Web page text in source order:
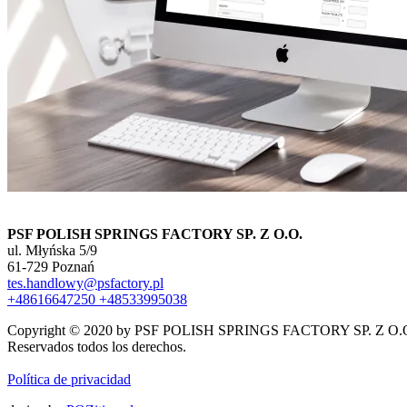
PSF POLISH SPRINGS FACTORY SP. Z O.O.
ul. Młyńska 5/9
61-729 Poznań
tes.handlowy@psfactory.pl
+48616647250 +48533995038
Copyright © 2020 by PSF POLISH SPRINGS FACTORY SP. Z
Reservados todos los derechos.
Política de privacidad